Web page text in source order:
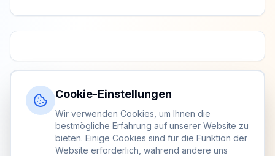
Cookie-Einstellungen
Wir verwenden Cookies, um Ihnen die
bestmögliche Erfahrung auf unserer Website zu
bieten. Einige Cookies sind für die Funktion der
Website erforderlich, während andere uns